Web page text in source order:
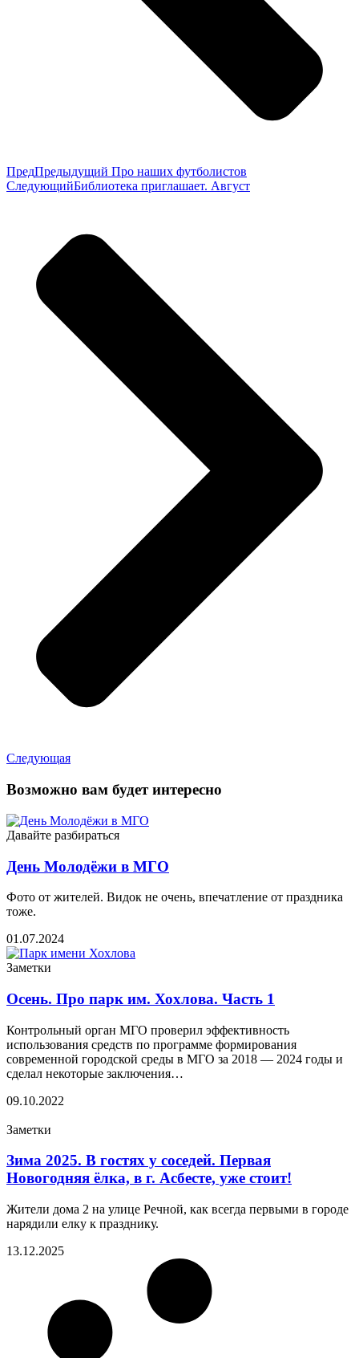
ПредПредыдущий Про наших футболистов
СледующийБиблиотека приглашает. Август
Следующая
Возможно вам будет интересно
Давайте разбираться
День Молодёжи в МГО
Фото от жителей. Видок не очень, впечатление от праздника
тоже.
01.07.2024
Заметки
Осень. Про парк им. Хохлова. Часть 1
Контрольный орган МГО проверил эффективность
использования средств по программе формирования
современной городской среды в МГО за 2018 — 2024 годы и
сделал некоторые заключения…
09.10.2022
Заметки
Зима 2025. В гостях у соседей. Первая
Новогодняя ёлка, в г. Асбесте, уже стоит!
Жители дома 2 на улице Речной, как всегда первыми в городе
нарядили елку к празднику.
13.12.2025